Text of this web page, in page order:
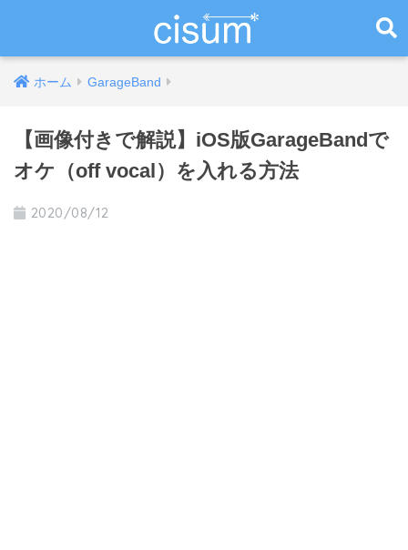
ホーム GarageBand
【画像付きで解説】iOS版GarageBandで
オケ（off vocal）を入れる方法
2020/08/12